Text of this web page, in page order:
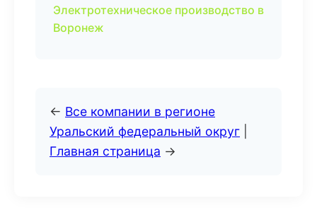
Электротехническое производство в
Воронеж
← Все компании в регионе
Уральский федеральный округ
Главная страница →